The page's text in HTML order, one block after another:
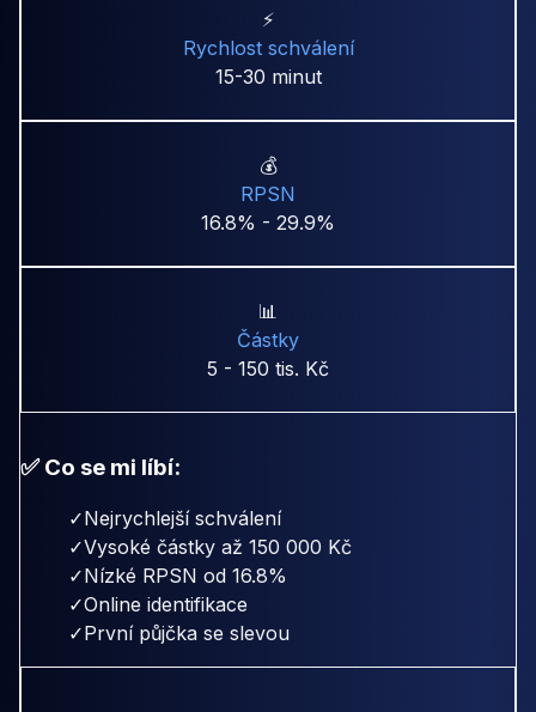
⚡
Rychlost schválení
15-30 minut
💰
RPSN
16.8% - 29.9%
📊
Částky
5 - 150 tis. Kč
✅ Co se mi líbí:
✓Nejrychlejší schválení
✓Vysoké částky až 150 000 Kč
✓Nízké RPSN od 16.8%
✓Online identifikace
✓První půjčka se slevou